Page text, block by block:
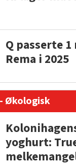
Q passerte
Rema i 2025
Økologisk
yoghurt: